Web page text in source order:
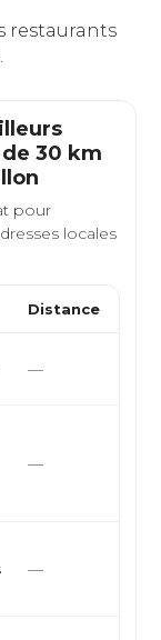
restaurants
30 km
pour
locales
Distance
—
—
—